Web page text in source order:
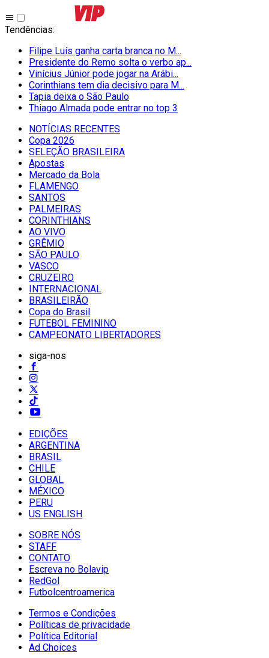
Tendências:
Filipe Luís ganha carta branca no M...
Presidente do Remo solta o verbo ap...
Vinícius Júnior pode jogar na Arábi...
Corinthians tem dia decisivo para M...
Tapia deixa o São Paulo
Thiago Almada pode entrar no top 3
NOTÍCIAS RECENTES
Copa 2026
SELEÇÃO BRASILEIRA
Apostas
Mercado da Bola
FLAMENGO
SANTOS
PALMEIRAS
CORINTHIANS
AO VIVO
GRÊMIO
SĀO PAULO
VASCO
CRUZEIRO
INTERNACIONAL
BRASILEIRÃO
Copa do Brasil
FUTEBOL FEMININO
CAMPEONATO LIBERTADORES
siga-nos
EDIÇÕES
ARGENTINA
BRASIL
CHILE
GLOBAL
MÉXICO
PERU
US ENGLISH
SOBRE NÓS
STAFF
CONTATO
Escreva no Bolavip
RedGol
Futbolcentroamerica
Termos e Condições
Políticas de privacidade
Política Editorial
Ad Choices